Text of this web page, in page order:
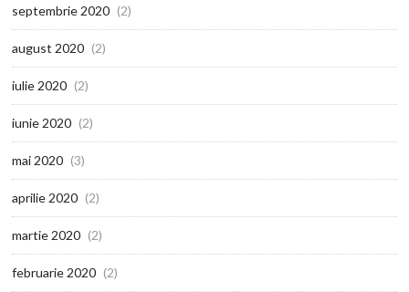
septembrie 2020 (2)
august 2020 (2)
iulie 2020 (2)
iunie 2020 (2)
mai 2020 (3)
aprilie 2020 (2)
martie 2020 (2)
februarie 2020 (2)